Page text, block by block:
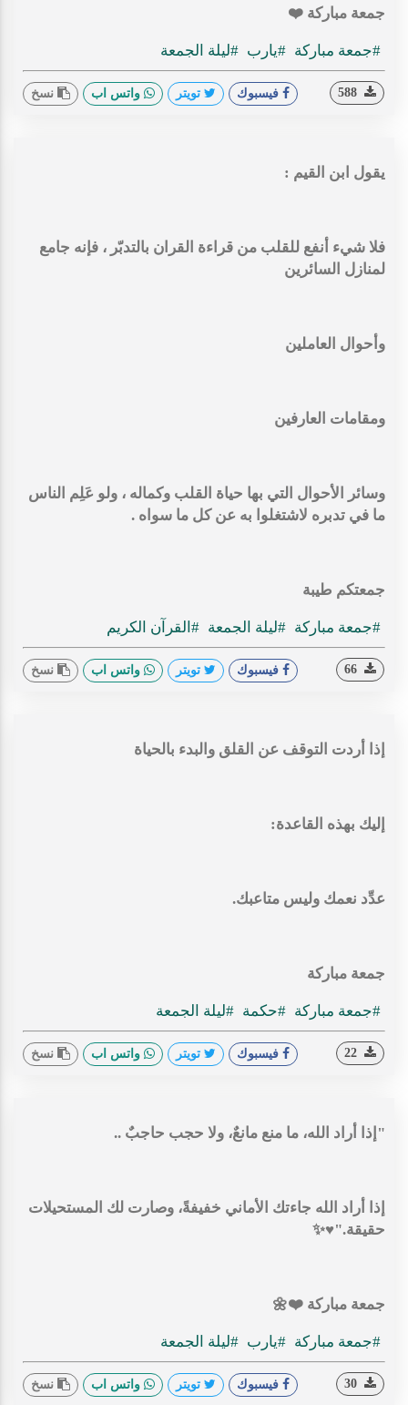
جمعة مباركة ❤️
#جمعة مباركة #يارب #ليلة الجمعة
فيسبوك تويتر واتس اب نسخ
‏يقول ابن القيم :
فلا شيء أنفع للقلب من قراءة القران بالتدبّر ، فإنه جامع
لمنازل السائرين
وأحوال العاملين
ومقامات العارفين
وسائر الأحوال التي بها حياة القلب وكماله ، ولو عَلِم الناس
ما في تدبره لاشتغلوا به عن كل ما سواه .
جمعتكم طيبة
#جمعة مباركة #ليلة الجمعة #القرآن الكريم
فيسبوك تويتر واتس اب نسخ
إذا أردت التوقف عن القلق والبدء بالحياة
إليك بهذه القاعدة:
عدِّد نعمك وليس متاعبك.
جمعة مباركة
#جمعة مباركة #حكمة #ليلة الجمعة
فيسبوك تويتر واتس اب نسخ
‏"إذا أراد الله، ما منع مانعٌ، ولا حجب حاجبٌ ..
‏إذا أراد الله جاءتك الأماني خفيفةً، وصارت لك المستحيلات
حقيقة."♥️✨
جمعة مباركة ❤️🌼
#جمعة مباركة #يارب #ليلة الجمعة
فيسبوك تويتر واتس اب نسخ